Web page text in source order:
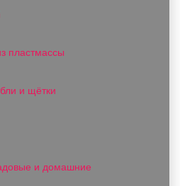
пластмассы
и щётки
и домашние